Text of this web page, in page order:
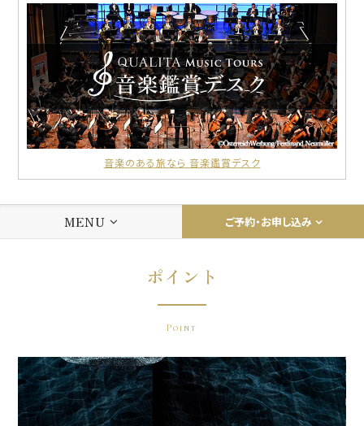
音楽のある旅なら 音楽鑑賞デスク
MENU ご予約・お申し込み
ポイント
Point